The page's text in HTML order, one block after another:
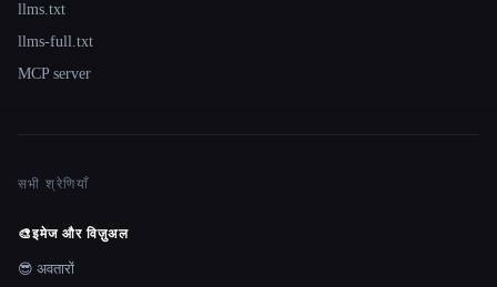
llms.txt
llms-full.txt
MCP server
सभी श्रेणियाँ
🎨इमेज और विज़ुअल
😎 अवतारों